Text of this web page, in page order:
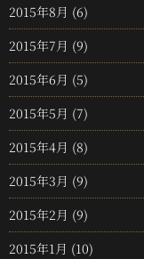
2015年8月 (6)
2015年7月 (9)
2015年6月 (5)
2015年5月 (7)
2015年4月 (8)
2015年3月 (9)
2015年2月 (9)
2015年1月 (10)